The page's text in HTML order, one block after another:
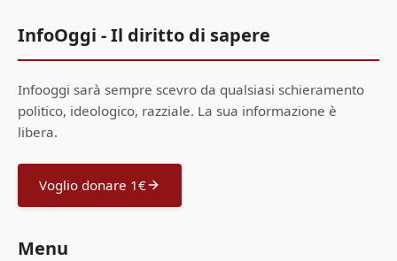
InfoOggi - Il diritto di sapere
Infooggi sarà sempre scevro da qualsiasi schieramento
politico, ideologico, razziale. La sua informazione è
libera.
Voglio donare 1€
Menu